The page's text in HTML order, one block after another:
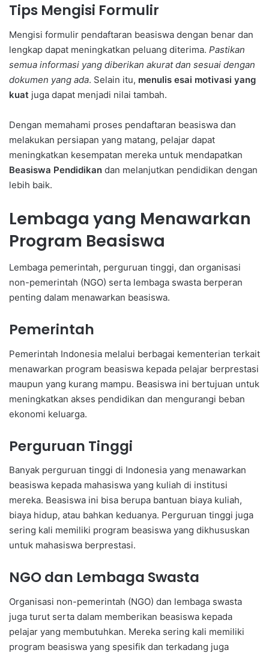
Tips Mengisi Formulir
Mengisi formulir pendaftaran beasiswa dengan benar dan
lengkap dapat meningkatkan peluang diterima. Pastikan
semua informasi yang diberikan akurat dan sesuai dengan
dokumen yang ada. Selain itu, menulis esai motivasi yang
kuat juga dapat menjadi nilai tambah.
Dengan memahami proses pendaftaran beasiswa dan
melakukan persiapan yang matang, pelajar dapat
meningkatkan kesempatan mereka untuk mendapatkan
Beasiswa Pendidikan dan melanjutkan pendidikan dengan
lebih baik.
Lembaga yang Menawarkan
Program Beasiswa
Lembaga pemerintah, perguruan tinggi, dan organisasi
non-pemerintah (NGO) serta lembaga swasta berperan
penting dalam menawarkan beasiswa.
Pemerintah
Pemerintah Indonesia melalui berbagai kementerian terkait
menawarkan program beasiswa kepada pelajar berprestasi
maupun yang kurang mampu. Beasiswa ini bertujuan untuk
meningkatkan akses pendidikan dan mengurangi beban
ekonomi keluarga.
Perguruan Tinggi
Banyak perguruan tinggi di Indonesia yang menawarkan
beasiswa kepada mahasiswa yang kuliah di institusi
mereka. Beasiswa ini bisa berupa bantuan biaya kuliah,
biaya hidup, atau bahkan keduanya. Perguruan tinggi juga
sering kali memiliki program beasiswa yang dikhususkan
untuk mahasiswa berprestasi.
NGO dan Lembaga Swasta
Organisasi non-pemerintah (NGO) dan lembaga swasta
juga turut serta dalam memberikan beasiswa kepada
pelajar yang membutuhkan. Mereka sering kali memiliki
program beasiswa yang spesifik dan terkadang juga